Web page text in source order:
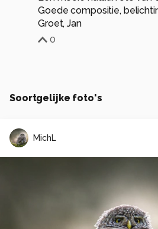
Goede compositie,
Groet, Jan
0
Soortgelijke foto's
MichL